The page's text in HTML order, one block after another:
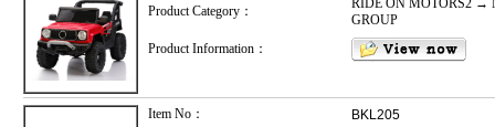
Product Category：
RIDE ON MOTORS2 →
GROUP
Product Information：
Item No：
BKL205